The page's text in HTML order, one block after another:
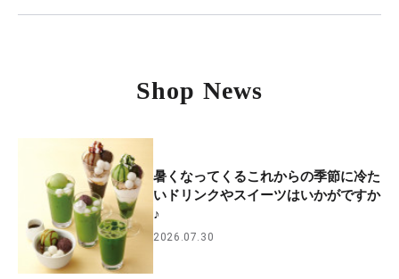
Shop News
暑くなってくるこれからの季節に冷た
いドリンクやスイーツはいかがですか
♪
2026.07.30